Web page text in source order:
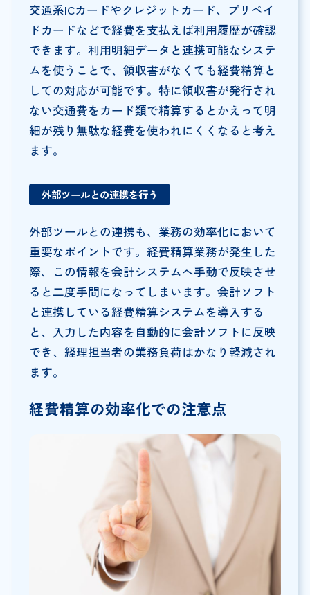
交通系ICカードやクレジットカード、プリペイ
ドカードなどで経費を支払えば利用履歴が確認
できます。利用明細データと連携可能なシステ
ムを使うことで、領収書がなくても経費精算と
しての対応が可能です。特に領収書が発行され
ない交通費をカード類で精算するとかえって明
細が残り無駄な経費を使われにくくなると考え
ます。
外部ツールとの連携を行う
外部ツールとの連携も、業務の効率化において
重要なポイントです。経費精算業務が発生した
際、この情報を会計システムへ手動で反映させ
ると二度手間になってしまいます。会計ソフト
と連携している経費精算システムを導入する
と、入力した内容を自動的に会計ソフトに反映
でき、経理担当者の業務負荷はかなり軽減され
ます。
経費精算の効率化での注意点